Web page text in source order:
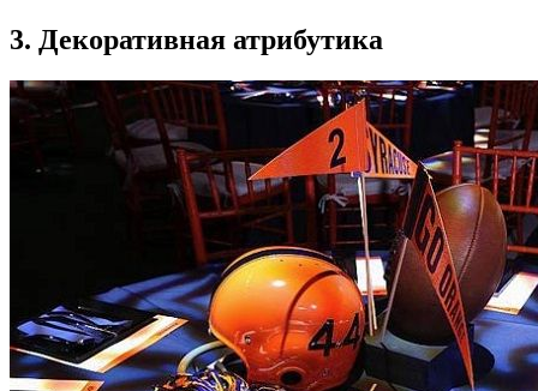
3. Декоративная атрибутика